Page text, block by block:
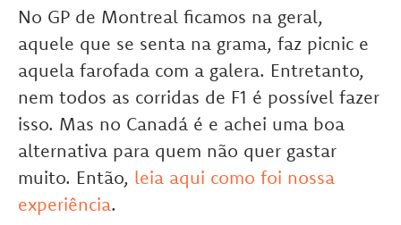
No GP de Montreal ficamos na geral,
aquele que se senta na grama, faz picnic e
aquela farofada com a galera. Entretanto,
nem todos as corridas de F1 é possível fazer
isso. Mas no Canadá é e achei uma boa
alternativa para quem não quer gastar
muito. Então, leia aqui como foi nossa
experiência.